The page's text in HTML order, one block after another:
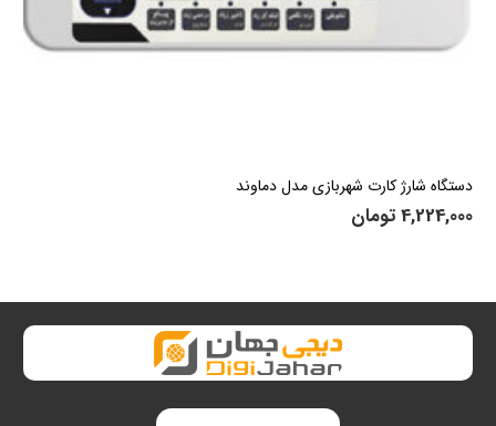
دستگاه شارژ کارت شهربازی مدل دماوند
4,224,000تومان